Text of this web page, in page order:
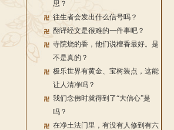
思？
往生者会发出什么信号吗？
翻译经文是很难的一件事吧？
寺院烧的香，他们说檀香最好。是
不是真的？
极乐世界有黄金、宝树装点，这能
让人清净吗？
我们念佛时就得到了“大信心”是
吗？
在净土法门里，有没有人修到有六